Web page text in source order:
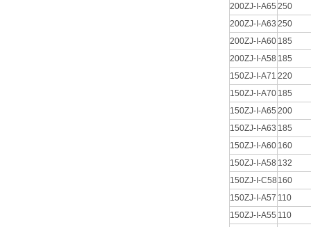
200ZJ-I-A65 250
200ZJ-I-A63 250
200ZJ-I-A60 185
200ZJ-I-A58 185
150ZJ-I-A71 220
150ZJ-I-A70 185
150ZJ-I-A65 200
150ZJ-I-A63 185
150ZJ-I-A60 160
150ZJ-I-A58 132
150ZJ-I-C58 160
150ZJ-I-A57 110
150ZJ-I-A55 110